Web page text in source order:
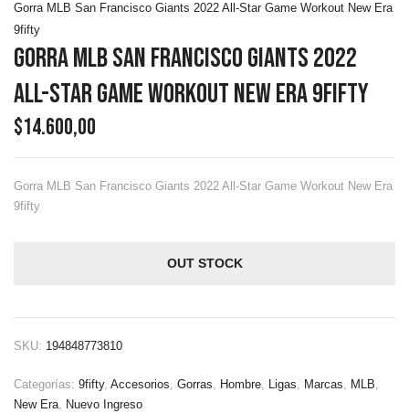
Gorra MLB San Francisco Giants 2022 All-Star Game Workout New Era
9fifty
Gorra MLB San Francisco Giants 2022
All-Star Game Workout New Era 9fifty
$14.600,00
Gorra MLB San Francisco Giants 2022 All-Star Game Workout New Era
9fifty
OUT STOCK
SKU: 194848773810
Categorías: 9fifty, Accesorios, Gorras, Hombre, Ligas, Marcas, MLB,
New Era, Nuevo Ingreso